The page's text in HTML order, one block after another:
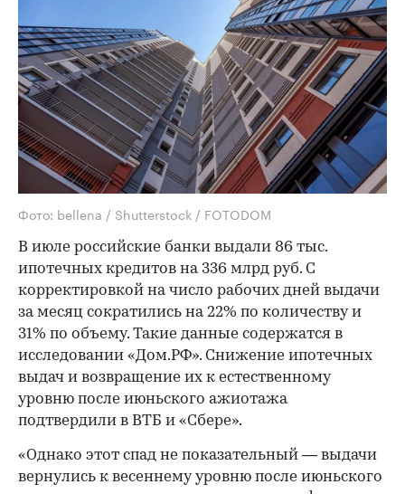
Фото: bellena / Shutterstock / FOTODOM
В июле российские банки выдали 86 тыс.
ипотечных кредитов на 336 млрд руб. С
корректировкой на число рабочих дней выдачи
за месяц сократились на 22% по количеству и
31% по объему. Такие данные содержатся в
исследовании «Дом.РФ». Снижение ипотечных
выдач и возвращение их к естественному
уровню после июньского ажиотажа
подтвердили в ВТБ и «Сбере».
«Однако этот спад не показательный — выдачи
вернулись к весеннему уровню после июньского